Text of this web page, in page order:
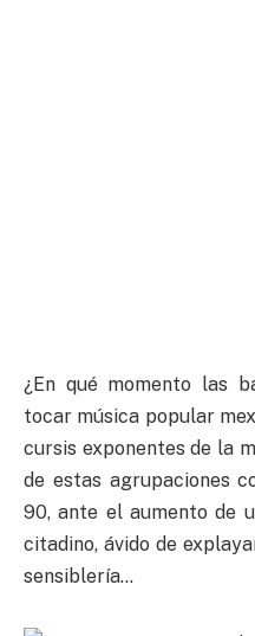
¿En qué momento las
tocar música popular
cursis exponentes de la
de estas agrupaciones
90, ante el aumento de
citadino, ávido de
sensiblería…